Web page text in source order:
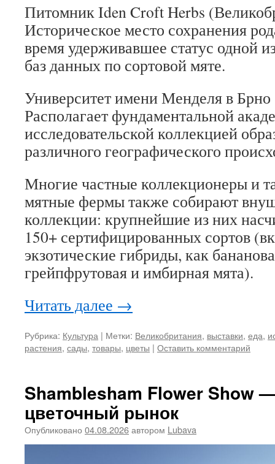
Питомник Iden Croft Herbs
Историческое место сохранения
время удерживавшее статус одной
баз данных по сортовой мяте.
Университет имени Менделя в
Располагает фундаментальной
исследовательской коллекцией
различного географического
Многие частные коллекционеры и
мятные фермы также собирают
коллекции: крупнейшие из них
150+ сертифицированных сортов
экзотические гибриды, как
грейпфрутовая и имбирная мята).
Читать далее →
Рубрика: Культура | Метки: Великобритания, выставки, еда,
растения, сады, товары, цветы | Оставить комментарий
Shamblesham Flower Show
цветочный рынок
Опубликовано 04.08.2026автором Lubava